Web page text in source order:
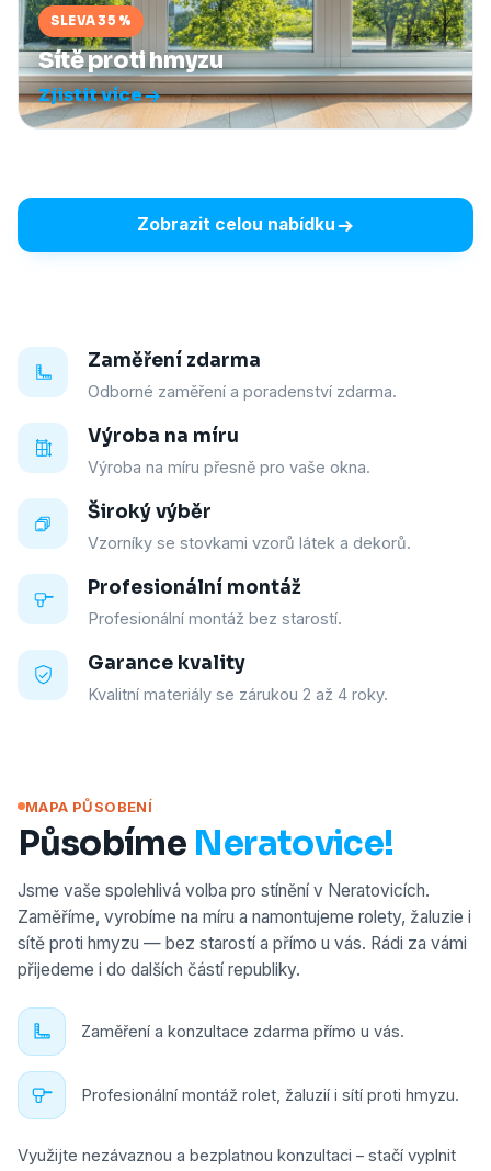
SLEVA 35 %
Sítě proti hmyzu
Zjistit více
Zobrazit celou nabídku
Zaměření zdarma
Odborné zaměření a poradenství zdarma.
Výroba na míru
Výroba na míru přesně pro vaše okna.
Široký výběr
Vzorníky se stovkami vzorů látek a dekorů.
Profesionální montáž
Profesionální montáž bez starostí.
Garance kvality
Kvalitní materiály se zárukou 2 až 4 roky.
MAPA PŮSOBENÍ
Působíme Neratovice!
Jsme vaše spolehlivá volba pro stínění v Neratovicích.
Zaměříme, vyrobíme na míru a namontujeme rolety, žaluzie i
sítě proti hmyzu — bez starostí a přímo u vás. Rádi za vámi
přijedeme i do dalších částí republiky.
Zaměření a konzultace zdarma přímo u vás.
Profesionální montáž rolet, žaluzií i sítí proti hmyzu.
Využijte nezávaznou a bezplatnou konzultaci – stačí vyplnit